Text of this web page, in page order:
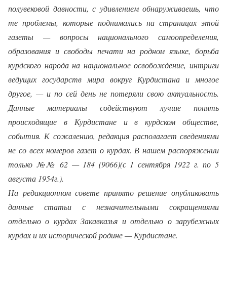
полувековой давности, с удивлением обнаруживаешь, что
те проблемы, которые поднимались на страницах этой
газеты — вопросы национального самоопределения,
образования и свободы печати на родном языке, борьба
курдского народа на национальное освобождение, интриги
ведущих государств мира вокруг Курдистана и многое
другое, — и по сей день не потеряли свою актуальность.
Данные материалы содействуют лучше понять
происходящие в Курдистане и в курдском обществе,
события. К сожалению, редакция располагает сведениями
не со всех номеров газет о курдах. В нашем распоряжении
только №№ 62 — 184 (9066)(с 1 сентября 1922 г. по 5
августа 1954г.).
На редакционном совете принято решение опубликовать
данные статьи с незначительными сокращениями
отдельно о курдах Закавказья и отдельно о зарубежных
курдах и их исторической родине — Курдистане.